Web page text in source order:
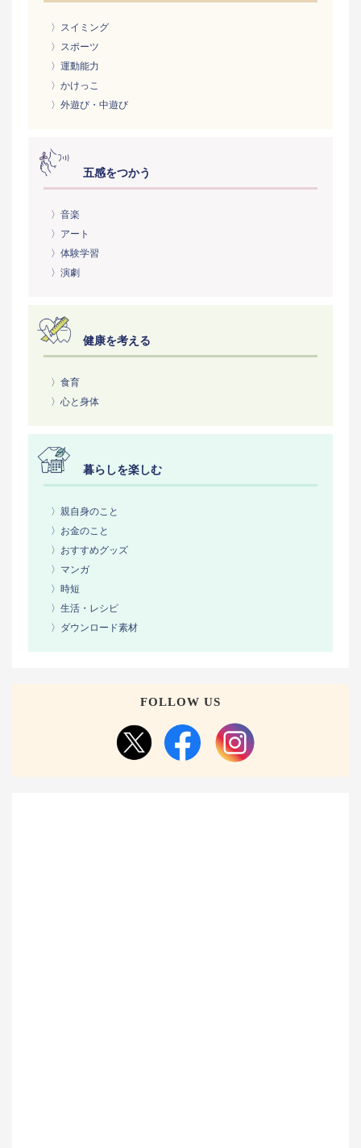
〉スイミング
〉スポーツ
〉運動能力
〉かけっこ
〉外遊び・中遊び
五感をつかう
〉音楽
〉アート
〉体験学習
〉演劇
健康を考える
〉食育
〉心と身体
暮らしを楽しむ
〉親自身のこと
〉お金のこと
〉おすすめグッズ
〉マンガ
〉時短
〉生活・レシピ
〉ダウンロード素材
FOLLOW US